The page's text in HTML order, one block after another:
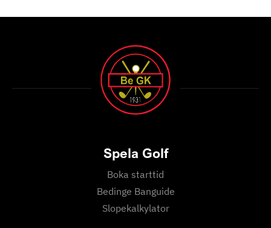
Spela Golf
Boka starttid
Bedinge Banguide
Slopekalkylator